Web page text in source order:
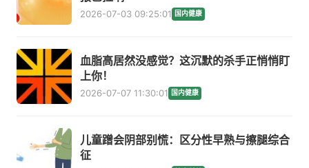
2026-07-03 09:25:01 国内健康
血脂高居然没感觉？这沉默的杀手正悄悄盯
上你！
2026-07-07 11:30:01 国内健康
儿童蹭会阴部别慌：区分性早熟与擦腿综合
征